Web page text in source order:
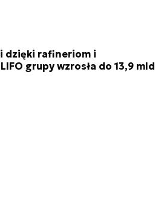
dzięki rafineriom i
grupy wzrosła do 13,9 mld